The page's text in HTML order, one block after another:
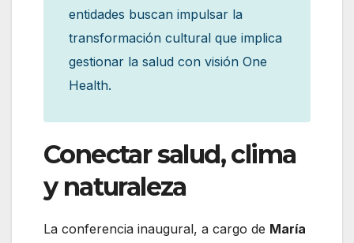
entidades buscan impulsar la
transformación cultural que implica
gestionar la salud con visión One
Health.
Conectar salud, clima
y naturaleza
La conferencia inaugural, a cargo de María